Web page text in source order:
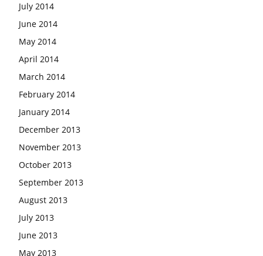
July 2014
June 2014
May 2014
April 2014
March 2014
February 2014
January 2014
December 2013
November 2013
October 2013
September 2013
August 2013
July 2013
June 2013
May 2013